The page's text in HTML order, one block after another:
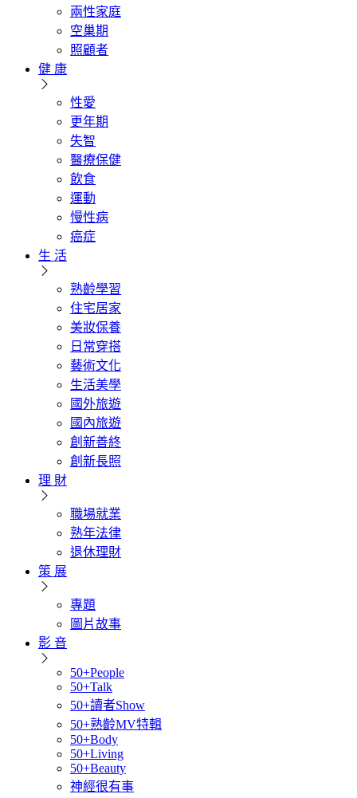
兩性家庭
空巢期
照顧者
健 康
性愛
更年期
失智
醫療保健
飲食
運動
慢性病
癌症
生 活
熟齡學習
住宅居家
美妝保養
日常穿搭
藝術文化
生活美學
國外旅遊
國內旅遊
創新善終
創新長照
理 財
職場就業
熟年法律
退休理財
策 展
專題
圖片故事
影 音
50+People
50+Talk
50+讀者Show
50+熟齡MV特輯
50+Body
50+Living
50+Beauty
神經很有事